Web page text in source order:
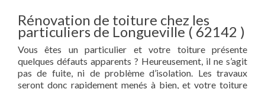
Rénovation de toiture chez les
particuliers de Longueville ( 62142 )
Vous êtes un particulier et votre toiture présente
quelques défauts apparents ? Heureusement, il ne s’agit
pas de fuite, ni de problème d’isolation. Les travaux
seront donc rapidement menés à bien, et votre toiture